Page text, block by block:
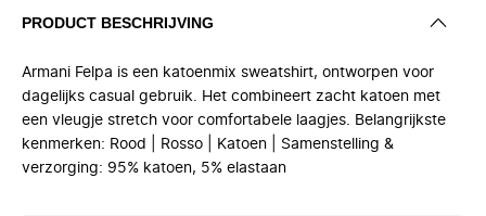
PRODUCT BESCHRIJVING
Armani Felpa is een katoenmix sweatshirt, ontworpen voor
dagelijks casual gebruik. Het combineert zacht katoen met
een vleugje stretch voor comfortabele laagjes. Belangrijkste
kenmerken: Rood | Rosso | Katoen | Samenstelling &
verzorging: 95% katoen, 5% elastaan